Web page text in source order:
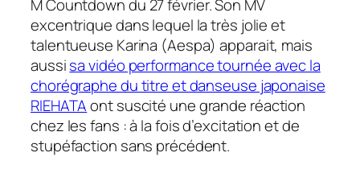
M Countdowndu 27 février. Son MV
excentrique dans lequel la très jolie et
talentueuse Karina (Aespa) apparait, mais
aussisa vidéo performance tournée avec la
chorégraphe du titre et danseuse japonaise
RIEHATAont suscité une grande réaction
chez les fans : à la fois d’excitation et de
stupéfaction sans précédent.